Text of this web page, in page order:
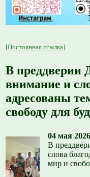
[Постоянная ссылка]
В преддверии
внимание и
адресованы
свободу для
04 мая
В
слова
мир и